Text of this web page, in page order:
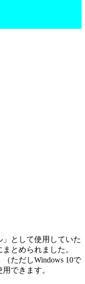
」として使用していた
とめられました。
ただしWindows 10で
できます。